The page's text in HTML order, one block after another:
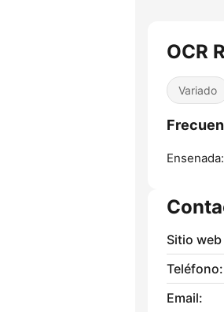
OCR
Variado
Ensenada:
Sitio web
Teléfono:
Email: